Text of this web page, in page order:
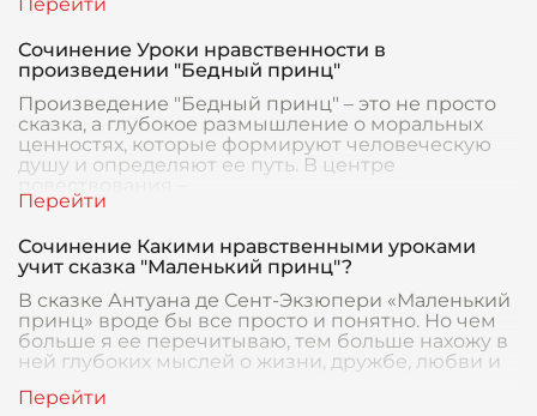
Сочинение Уроки нравственности в
произведении "Бедный принц"
Произведение "Бедный принц" – это не просто
сказка, а глубокое размышление о моральных
ценностях, которые формируют человеческую
душу и определяют ее путь. В центре
Сочинение Какими нравственными уроками
учит сказка "Маленький принц"?
В сказке Антуана де Сент-Экзюпери «Маленький
принц» вроде бы все просто и понятно. Но чем
больше я ее перечитываю, тем больше нахожу в
ней глубоких мыслей о жизни, дружбе, любви и